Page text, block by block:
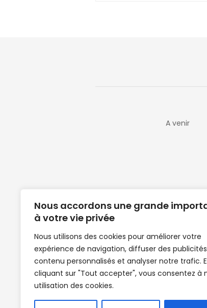
Nous accordons une grande
à votre vie privée
Nous utilisons des cookies pour améliorer votre
expérience de navigation, diffuser des
contenu personnalisés et analyser notre trafic.
cliquant sur "Tout accepter", vous consentez à
utilisation des cookies.
A venir
Clubs de football en Guinée |
de Guinée de football | Mercato |
News | Match en direct | But |
| Handball Guinee | Match Guinee
de Guinée | Senegal Equipe |